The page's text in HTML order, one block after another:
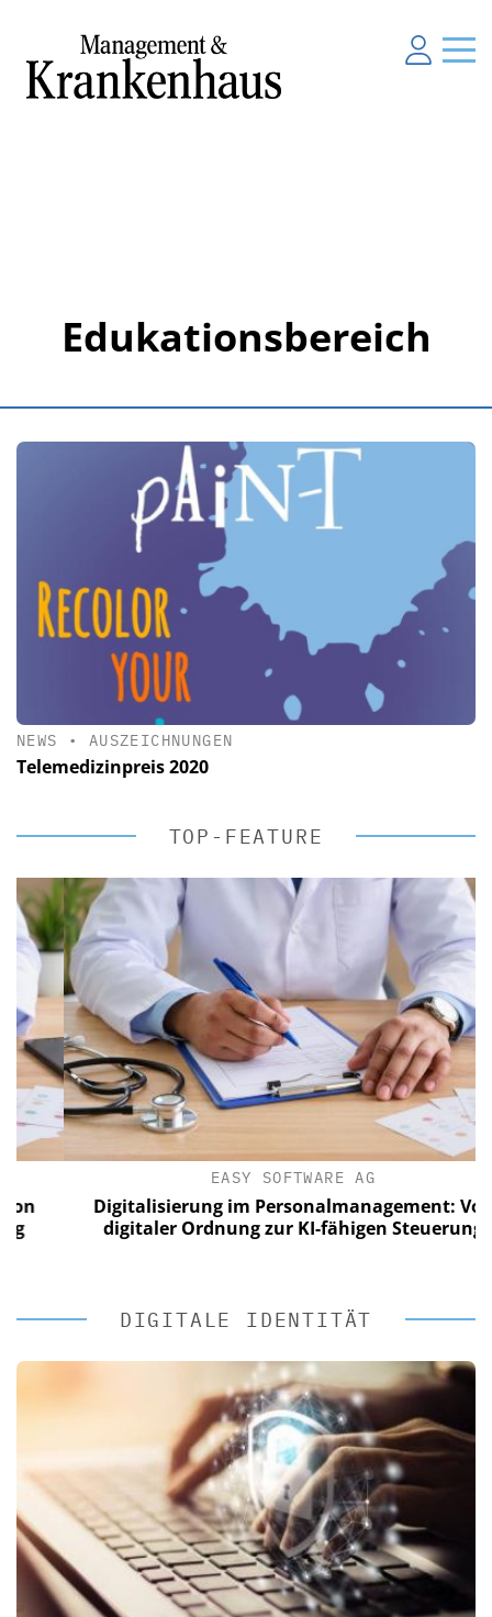
Edukationsbereich
NEWS • AUSZEICHNUNGEN
Telemedizinpreis 2020
TOP-FEATURE
EASY SOFTWARE AG
Digitalisierung im Personalmanagement: Von
digitaler Ordnung zur KI-fähigen Steuerung
DIGITALE IDENTITÄT